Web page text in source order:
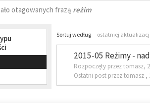
otagowanych frazą reżim
Sortuj według ostatniej aktualizacji
2015-05 Reżimy -
Rozpoczęty przez tomasz,
Ostatni post przez tomasz ,